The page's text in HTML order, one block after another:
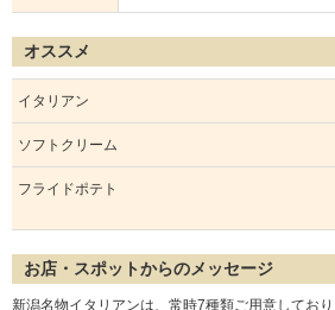
オススメ
イタリアン
ソフトクリーム
フライドポテト
お店・スポットからのメッセージ
新潟名物イタリアンは、常時7種類ご用意してお